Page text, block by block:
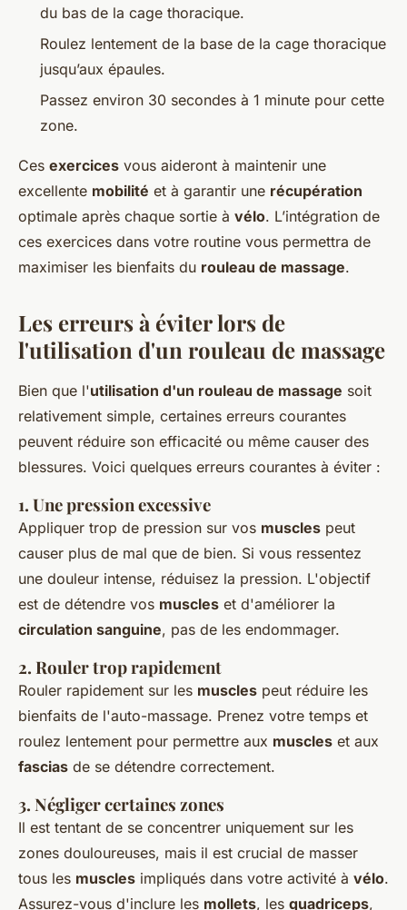
du bas de la cage thoracique.
Roulez lentement de la base de la cage thoracique
jusqu’aux épaules.
Passez environ 30 secondes à 1 minute pour cette
zone.
Ces exercices vous aideront à maintenir une
excellente mobilité et à garantir une récupération
optimale après chaque sortie à vélo. L’intégration de
ces exercices dans votre routine vous permettra de
maximiser les bienfaits du rouleau de massage.
Les erreurs à éviter lors de
l'utilisation d'un rouleau de massage
Bien que l'utilisation d'un rouleau de massage soit
relativement simple, certaines erreurs courantes
peuvent réduire son efficacité ou même causer des
blessures. Voici quelques erreurs courantes à éviter :
1. Une pression excessive
Appliquer trop de pression sur vos muscles peut
causer plus de mal que de bien. Si vous ressentez
une douleur intense, réduisez la pression. L'objectif
est de détendre vos muscles et d'améliorer la
circulation sanguine, pas de les endommager.
2. Rouler trop rapidement
Rouler rapidement sur les muscles peut réduire les
bienfaits de l'auto-massage. Prenez votre temps et
roulez lentement pour permettre aux muscles et aux
fascias de se détendre correctement.
3. Négliger certaines zones
Il est tentant de se concentrer uniquement sur les
zones douloureuses, mais il est crucial de masser
tous les muscles impliqués dans votre activité à vélo.
Assurez-vous d'inclure les mollets, les quadriceps,